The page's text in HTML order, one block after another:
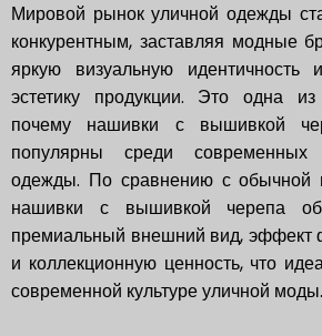
Мировой рынок уличной одежды
конкурентным, заставляя модные
яркую визуальную идентичность
эстетику продукции. Это одна
почему нашивки с вышивкой
популярны среди современных
одежды. По сравнению с обычной
нашивки с вышивкой черепа
премиальный внешний вид, эффект
и коллекционную ценность, что
современной культуре уличной моды.